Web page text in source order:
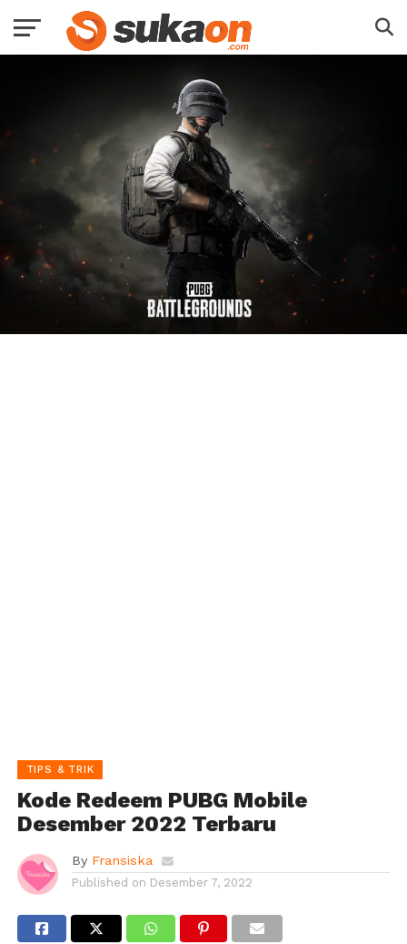
TIPS & TRIK
Kode Redeem PUBG Mobile
Desember 2022 Terbaru
By Fransiska
Published on Desember 7, 2022